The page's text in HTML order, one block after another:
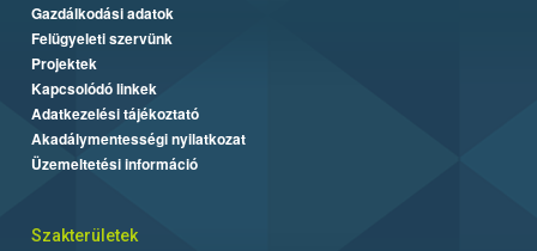
Gazdálkodási adatok
Felügyeleti szervünk
Projektek
Kapcsolódó linkek
Adatkezelési tájékoztató
Akadálymentességi nyilatkozat
Üzemeltetési információ
Szakterületek